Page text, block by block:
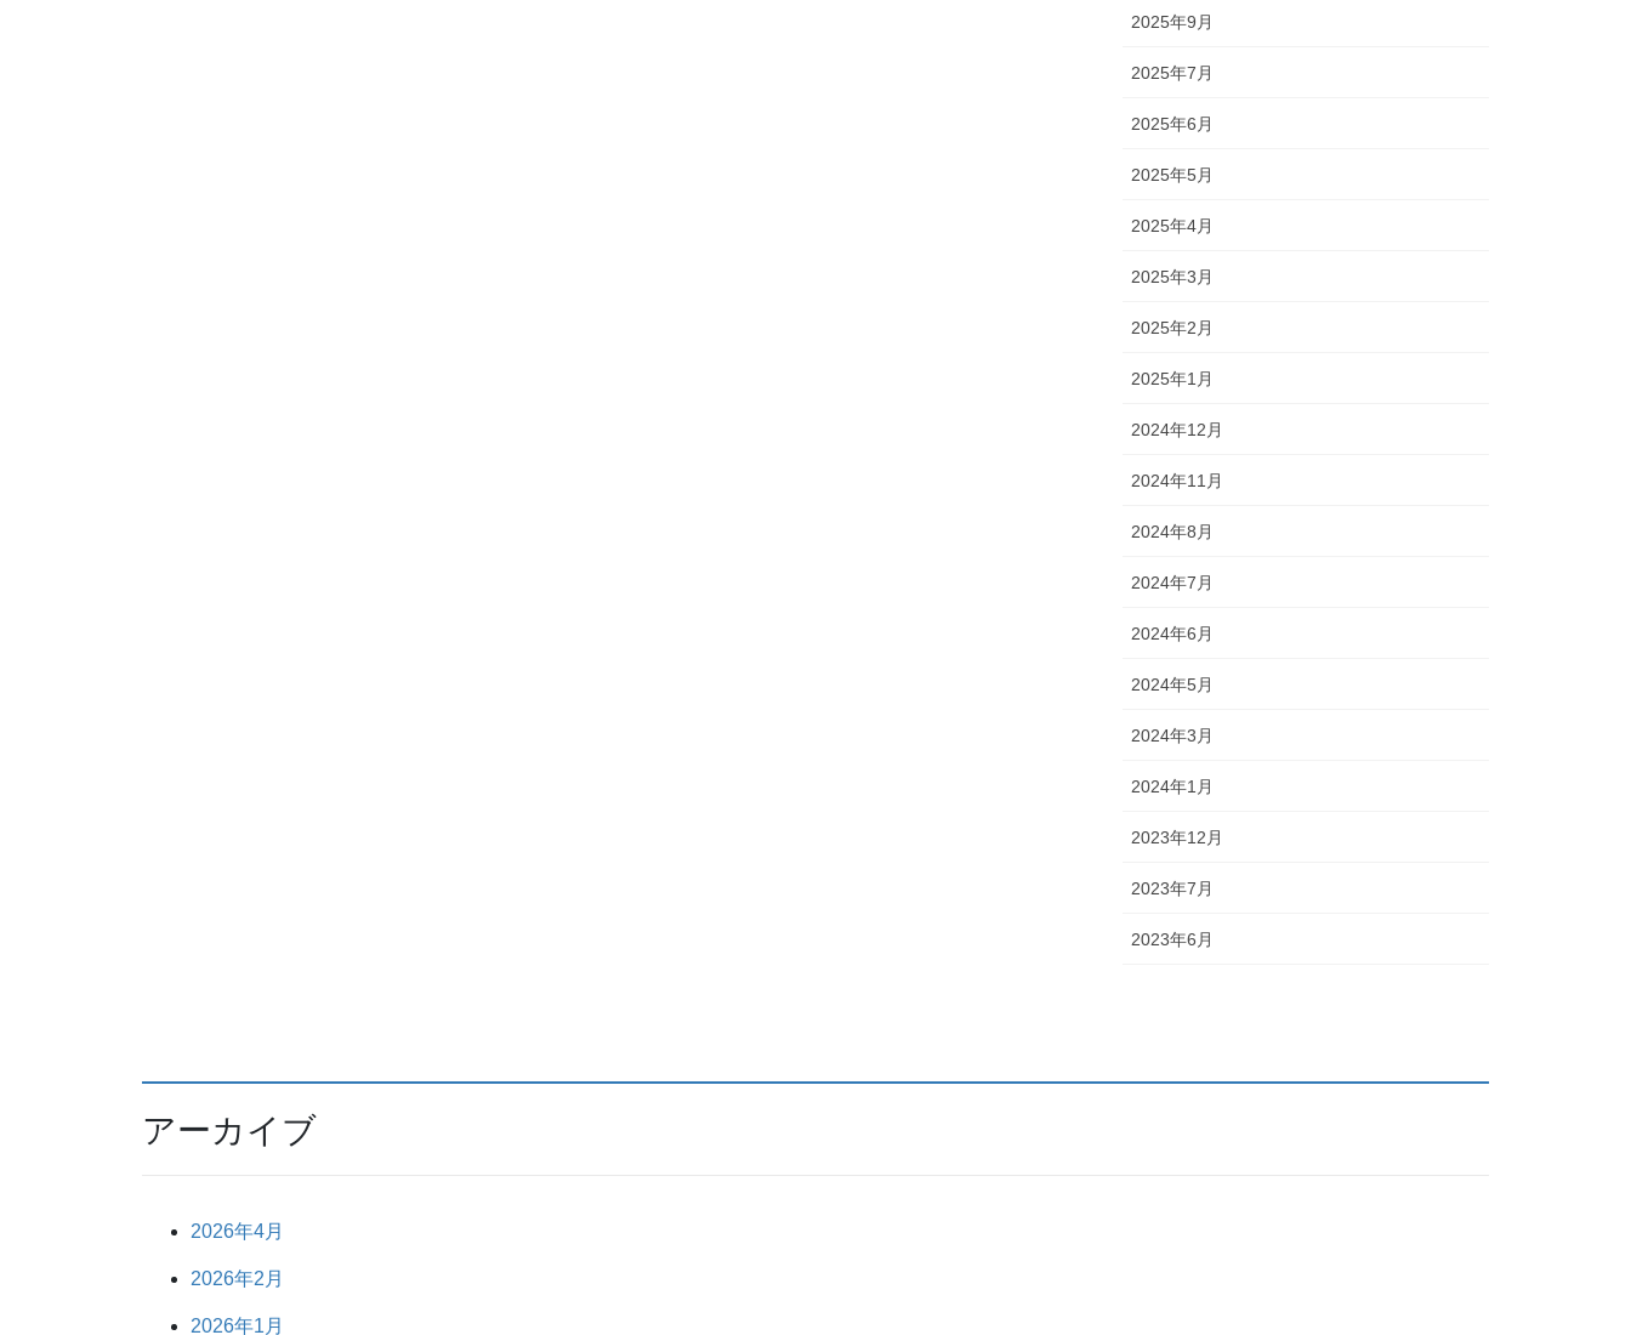
2025年9月
2025年7月
2025年6月
2025年5月
2025年4月
2025年3月
2025年2月
2025年1月
2024年12月
2024年11月
2024年8月
2024年7月
2024年6月
2024年5月
2024年3月
2024年1月
2023年12月
2023年7月
2023年6月
アーカイブ
2026年4月
2026年2月
2026年1月